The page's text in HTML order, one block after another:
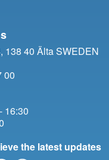
138 40 Älta SWEDEN
00
16:30
the latest updates